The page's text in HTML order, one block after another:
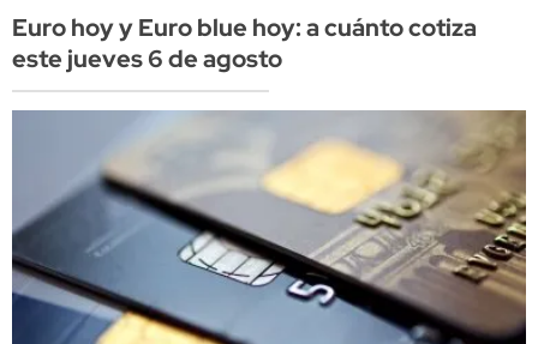
Euro hoy y Euro blue hoy: a cuánto cotiza
este jueves 6 de agosto